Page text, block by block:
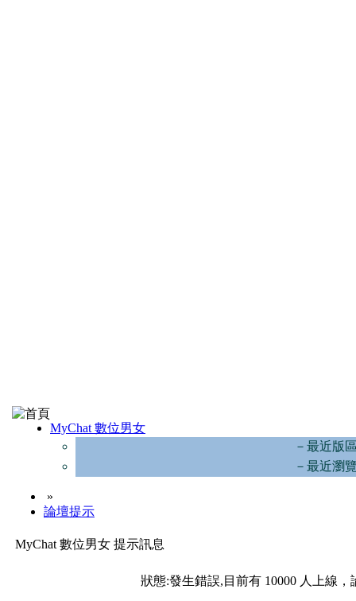
MyChat 數位男女
－最近版
－最近瀏
»
論壇提示
MyChat 數位男女 提示訊息
狀態:發生錯誤,目前有 10000 人上線